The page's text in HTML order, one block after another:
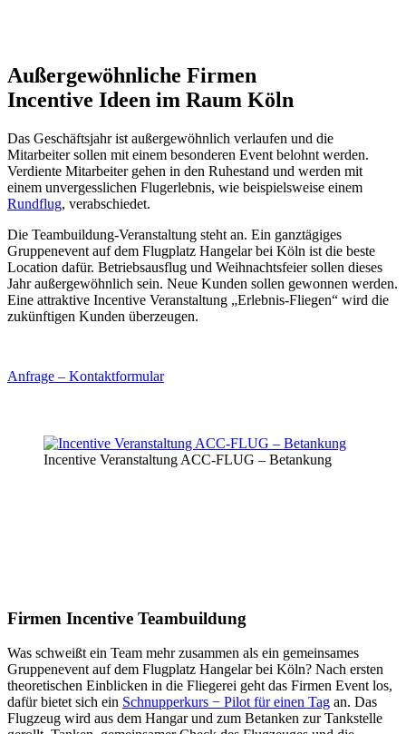
Außergewöhnliche Firmen
Incentive Ideen im Raum Köln
Das Geschäftsjahr ist außergewöhnlich verlaufen und die
Mitarbeiter sollen mit einem besonderen Event belohnt werden.
Verdiente Mitarbeiter gehen in den Ruhestand und werden mit
einem unvergesslichen Flugerlebnis, wie beispielsweise einem
Rundflug, verabschiedet.
Die Teambuildung-Veranstaltung steht an. Ein ganztägiges
Gruppenevent auf dem Flugplatz Hangelar bei Köln ist die beste
Location dafür. Betriebsausflug und Weihnachtsfeier sollen dieses
Jahr außergewöhnlich sein. Neue Kunden sollen gewonnen werden.
Eine attraktive Incentive Veranstaltung „Erlebnis-Fliegen“ wird die
zukünftigen Kunden überzeugen.
Anfrage – Kontaktformular
Incentive Veranstaltung ACC-FLUG – Betankung
Firmen Incentive Teambuildung
Was schweißt ein Team mehr zusammen als ein gemeinsames
Gruppenevent auf dem Flugplatz Hangelar bei Köln? Nach ersten
theoretischen Einblicken in die Fliegerei geht das Firmen Event los,
dafür bietet sich ein Schnupperkurs − Pilot für einen Tag an. Das
Flugzeug wird aus dem Hangar und zum Betanken zur Tankstelle